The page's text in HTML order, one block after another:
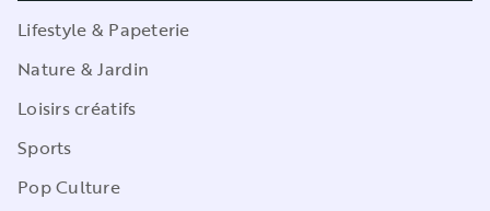
Lifestyle & Papeterie
Nature & Jardin
Loisirs créatifs
Sports
Pop Culture